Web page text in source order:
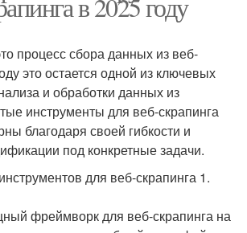
процесс сбора данных из веб-
это остается одной из ключевых
и обработки данных из
инструменты для веб-скрапинга
благодаря своей гибкости и
под конкретные задачи.
для веб-скрапинга 1.
фреймворк для веб-скрапинга на